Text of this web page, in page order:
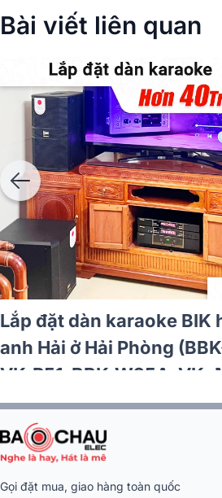
Bài viết liên quan
Lắp đặt dàn karaoke BIK
anh Hải ở Hải Phòng
VK-R51, BBK-W25A, VK-
Gọi đặt mua, giao hàng toàn quốc